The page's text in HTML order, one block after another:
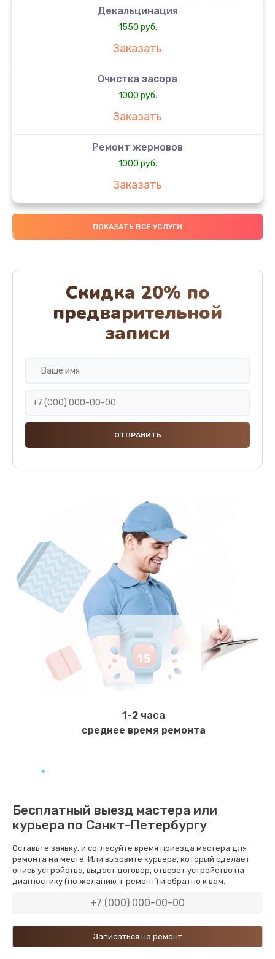
Декальцинация
1550 руб.
Заказать
Очистка засора
1000 руб.
Заказать
Ремонт жерновов
1000 руб.
Заказать
Замена колец
1250 руб.
Замена скобок
1250 руб.
Заказать
Замена панелей
1250 руб.
1600 руб.
Заказать
Замена клапана термоблока
1800 руб.
Заказать
Ремонт датчика воды
1900 руб.
Заказать
1950 руб.
Заказать
Ремонт ТЭНа
2500 руб.
Заказать
Ремонт блока помола
Заказать
ПОКАЗАТЬ ВСЕ УСЛУГИ
Скидка 20% по
предварительной
записи
1-2 часа
среднее время ремонта
Бесплатный выезд мастера или
курьера по Санкт-Петербургу
Оставьте заявку, и согласуйте время приезда мастера для
ремонта на месте. Или вызовите курьера, который сделает
опись устройства, выдаст договор, отвезет устройство на
диагностику (по желанию + ремонт) и обратно к вам.